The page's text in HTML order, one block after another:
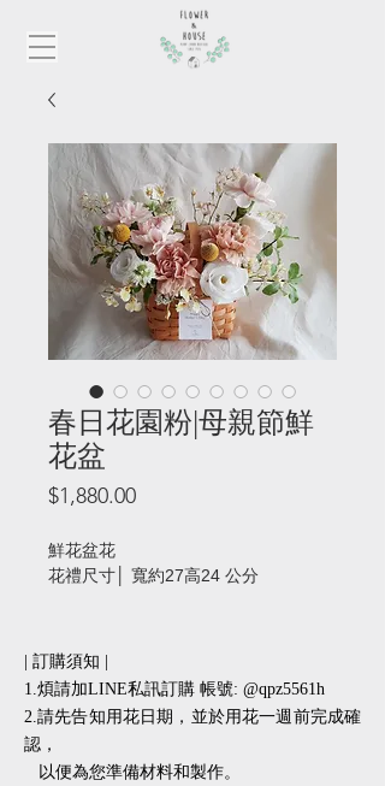
春日花園粉|母親節鮮
花盆
$1,880.00價
鮮花盆花
花禮尺寸│ 寬約27高24 公分
| 訂購須知 |
1.煩請加LINE私訊訂購 帳號: @qpz5561h
2.請先告知用花日期，並於用花一週前完成確
認，
以便為您準備材料和製作。